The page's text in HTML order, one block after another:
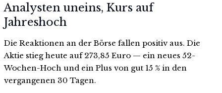
Analysten uneins, Kurs auf
Jahreshoch
Die Reaktionen an der Börse fallen positiv aus. Die
Aktie stieg heute auf 273,85 Euro — ein neues 52-
Wochen-Hoch und ein Plus von gut 15 % in den
vergangenen 30 Tagen.